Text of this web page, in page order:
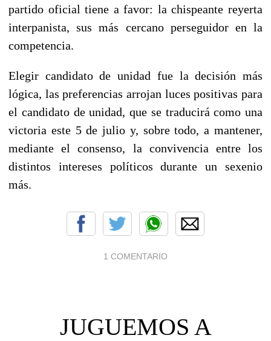
partido oficial tiene a favor: la chispeante reyerta
interpanista, sus más cercano perseguidor en la
competencia.
Elegir candidato de unidad fue la decisión más
lógica, las preferencias arrojan luces positivas para
el candidato de unidad, que se traducirá como una
victoria este 5 de julio y, sobre todo, a mantener,
mediante el consenso, la convivencia entre los
distintos intereses políticos durante un sexenio
más.
1 COMENTARIO
JUGUEMOS A